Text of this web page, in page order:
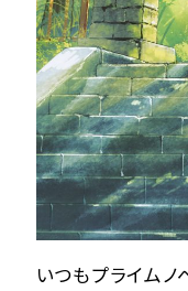
いつもプライム